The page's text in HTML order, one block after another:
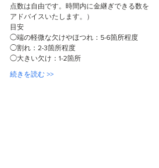
点数は自由です。時間内に金継ぎできる数を
アドバイスいたします。）
目安
◯端の軽微な欠けやほつれ：5-6箇所程度
◯割れ：2-3箇所程度
◯大きい欠け：1-2箇所
続きを読む >>